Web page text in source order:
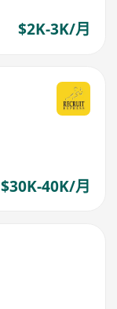
$2K-3K/月
$30K-40K/月